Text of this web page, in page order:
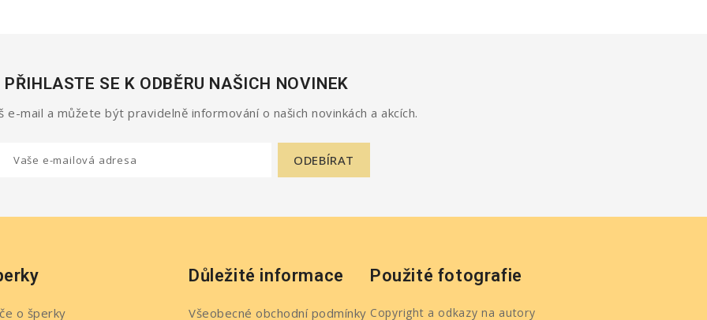
PŘIHLASTE SE K ODBĚRU NAŠICH NOVINEK
e-mail a můžete být pravidelně informování o našich novinkách a akcích.
o šperky
Důležité informace
Všeobecné obchodní podmínky
Použité fotografie
Copyright a odkazy na autory